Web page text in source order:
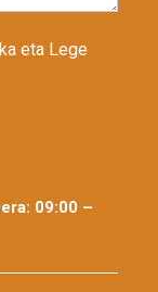
eta Lege
09:00 –